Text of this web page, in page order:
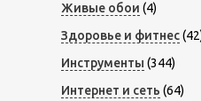
Живые обои (4)
Здоровье и фитнес
Инструменты (344)
Интернет и сеть (64)